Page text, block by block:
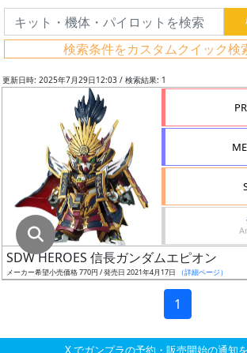
検索条件をカスタムクイック検
グ
レ
成
形
更新日時: 2025年7月29日12:03 / 検索結果: 1
SDW HEROES 信長ガンダムエピオン
メーカー希望小売価格 770円 / 発売日 2021年4月17日 （詳細ページ）
1
X でガンプラの予約・販売開始の通知